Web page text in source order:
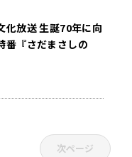
放送 生誕70年に向
番『さだまさしの
次ページ